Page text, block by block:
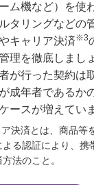
ム機など）を使
タリングなどの
キャリア決済※3
理を徹底しまし
が行った契約は
成年者であるか
ースが増えてい
決済とは、商品等
よる認証により、
法のこと。